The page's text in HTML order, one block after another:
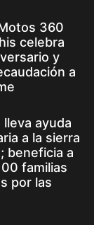
360
celebra
y
a
lleva ayuda
a la sierra
beneficia a
familias
por las